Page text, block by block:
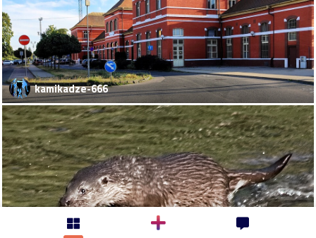
kamikadze-666